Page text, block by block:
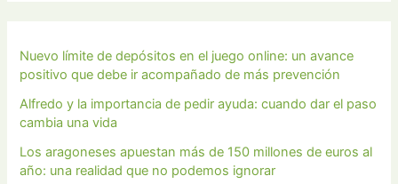
r
:
Nuevo límite de depósitos en el juego online: un avance
positivo que debe ir acompañado de más prevención
Alfredo y la importancia de pedir ayuda: cuando dar el paso
cambia una vida
Los aragoneses apuestan más de 150 millones de euros al
año: una realidad que no podemos ignorar